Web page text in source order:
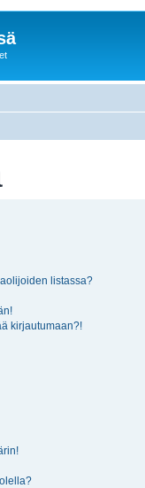
listassa?
kirjautumaan?!